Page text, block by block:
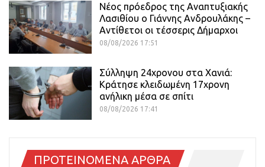
Νέος πρόεδρος της Αναπτυξιακής
Λασιθίου ο Γιάννης Ανδρουλάκης –
Αντίθετοι οι τέσσερις Δήμαρχοι
08/08/2026 17:51
Σύλληψη 24χρονου στα Χανιά:
Κράτησε κλειδωμένη 17χρονη
ανήλικη μέσα σε σπίτι
08/08/2026 17:41
ΠΡΟΤΕΙΝΟΜΕΝΑ ΑΡΘΡΑ